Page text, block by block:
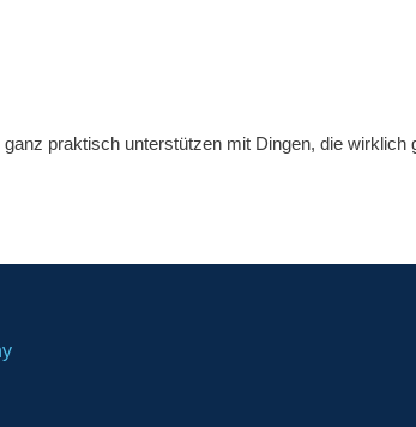
praktisch unterstützen mit Dingen, die